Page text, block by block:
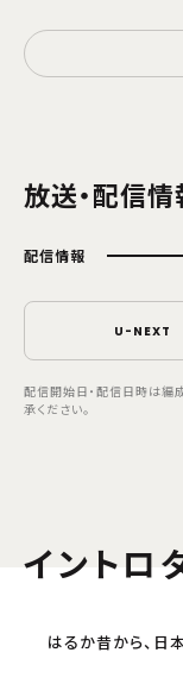
放送・配信情
配信情報
U-NEXT
配信開始日・配信日時は編
承ください。
イントロ
はるか昔から、日